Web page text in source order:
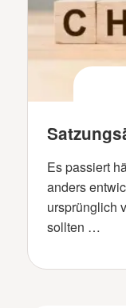
Es passiert
anders
ursprünglich
sollten …